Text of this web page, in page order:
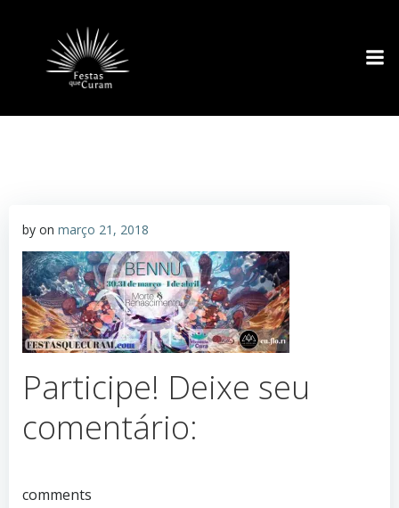
by on março 21, 2018
Participe! Deixe seu
comentário:
comments